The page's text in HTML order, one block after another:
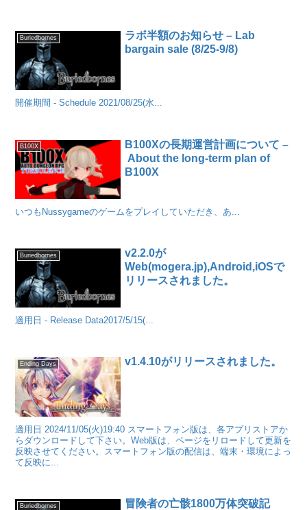
Buriedbornes
ラボ半額のお知らせ – Lab
bargain sale (8/25-9/8)
開催期間 - Schedule 2021/08/25(水...
B100X
B100Xの長期運営計画について –
About the long-term plan of
B100X
いつもNussygameのゲームをプレイしていただき、あ...
Buriedbornes
v2.2.0が
Web(mogera.jp),Android,iOSで
リリースされました。
適用日 - Release Data2017/5/15(...
Ending Days v1.4.10がリリースされました。
適用日 2024/11/05(火)19:40 スマートフォン版は、各アプリストアか
らダウンロードして下さい。Web版は、ページをリロードして更新を
反映させてください。スマートフォン版の配信は、端末・環境によっ
て反映に...
Buriedbornes
冒険者の亡骸1800万体突破記